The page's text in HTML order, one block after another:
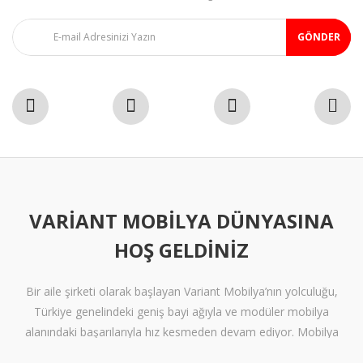
GÖNDER
VARIANT MOBILYA DÜNYASINA
HOŞ GELDINIZ
Bir aile şirketi olarak başlayan Variant Mobilya’nın yolculuğu,
Türkiye genelindeki geniş bayi ağıyla ve modüler mobilya
alanındaki başarılarıyla hız kesmeden devam ediyor. Mobilya